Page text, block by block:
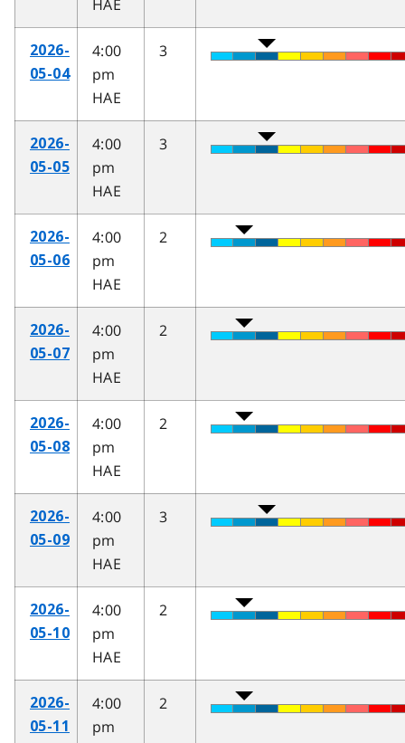
HAE
2026-
05-04
4:00
pm
HAE
3
2026-
05-05
4:00
pm
HAE
3
2026-
05-06
4:00
pm
HAE
2
2026-
05-07
4:00
pm
HAE
2
2026-
05-08
4:00
pm
HAE
2
2026-
05-09
4:00
pm
HAE
3
2026-
05-10
4:00
pm
HAE
2
2026-
05-11
4:00
pm
2